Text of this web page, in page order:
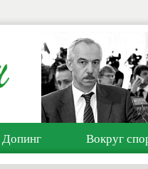
Допинг Вокруг